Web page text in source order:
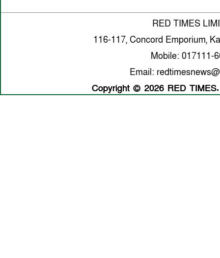
RED TIMES
116-117, Concord Emporium,
Mobile: 017111-
Email:
Copyright © 2026 RED